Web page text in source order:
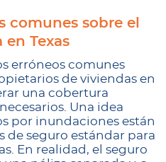
comunes sobre el
Texas
erróneos comunes
de viviendas en
una cobertura
Una idea
por inundaciones están
de seguro estándar para
En realidad, el seguro